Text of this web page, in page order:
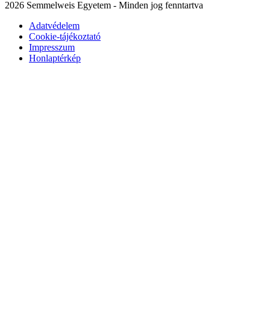
2026 Semmelweis Egyetem - Minden jog fenntartva
Adatvédelem
Cookie-tájékoztató
Impresszum
Honlaptérkép